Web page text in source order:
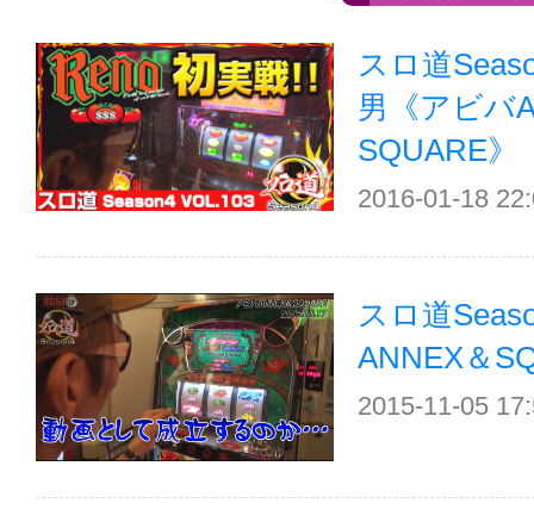
スロ道
男《アビバ
SQUARE》
2016-01-18
スロ道
ANNEX＆
2015-11-05